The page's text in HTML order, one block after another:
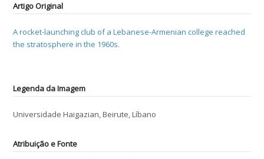
Artigo Original
A rocket-launching club of a Lebanese-Armenian college reached
the stratosphere in the 1960s.
Legenda da Imagem
Universidade Haigazian, Beirute, Líbano
Atribuição e Fonte